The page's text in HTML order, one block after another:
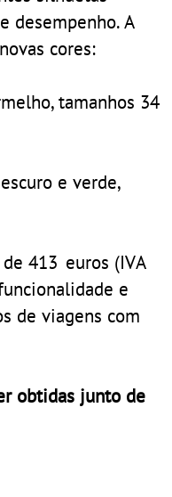
desempenho. A
cores:
tamanhos 34
e verde,
413 euros (IVA
e
de viagens com
obtidas junto de